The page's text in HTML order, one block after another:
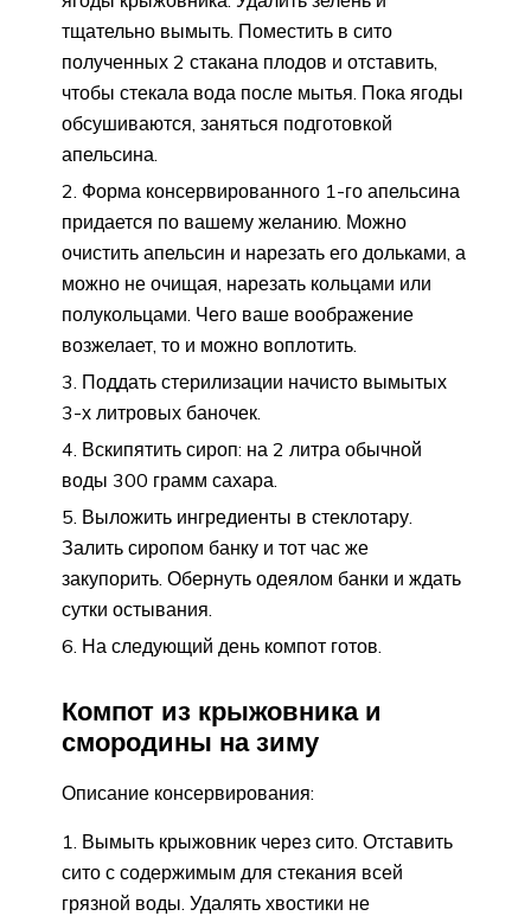
тщательно вымыть. Поместить в сито
полученных 2 стакана плодов и отставить,
чтобы стекала вода после мытья. Пока ягоды
обсушиваются, заняться подготовкой
апельсина.
Форма консервированного 1-го апельсина
придается по вашему желанию. Можно
очистить апельсин и нарезать его дольками, а
можно не очищая, нарезать кольцами или
полукольцами. Чего ваше воображение
возжелает, то и можно воплотить.
Поддать стерилизации начисто вымытых
3-х литровых баночек.
Вскипятить сироп: на 2 литра обычной
воды 300 грамм сахара.
Выложить ингредиенты в стеклотару.
Залить сиропом банку и тот час же
закупорить. Обернуть одеялом банки и ждать
сутки остывания.
На следующий день компот готов.
Компот из крыжовника и
смородины на зиму
Описание консервирования:
Вымыть крыжовник через сито. Отставить
сито с содержимым для стекания всей
грязной воды. Удалять хвостики не